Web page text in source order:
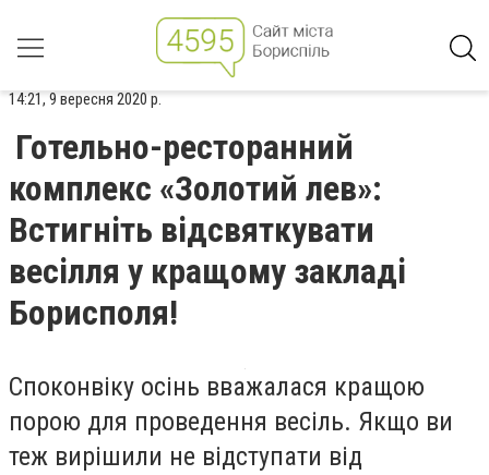
14:21, 9 вересня 2020 р.
Готельно-ресторанний
комплекс «Золотий лев»:
Встигніть відсвяткувати
весілля у кращому закладі
Борисполя!
Споконвіку осінь вважалася кращою
порою для проведення весіль. Якщо ви
теж вирішили не відступати від